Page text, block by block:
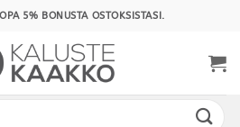
5% BONUSTA OSTOKSISTASI.